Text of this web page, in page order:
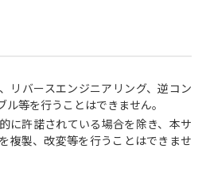
リバースエンジニアリング、逆コン
等を行うことはできません。
に許諾されている場合を除き、本サ
複製、改変等を行うことはできませ